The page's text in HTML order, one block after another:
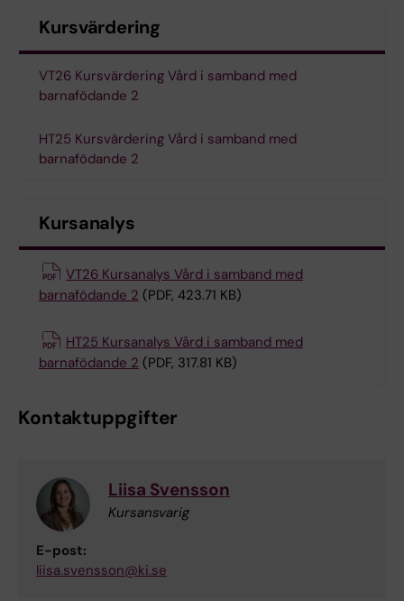
Kursvärdering
VT26 Kursvärdering Vård i samband med
barnafödande 2
HT25 Kursvärdering Vård i samband med
barnafödande 2
Kursanalys
VT26 Kursanalys Vård i samband med
barnafödande 2 (PDF, 423.71 KB)
HT25 Kursanalys Vård i samband med
barnafödande 2 (PDF, 317.81 KB)
Kontaktuppgifter
Liisa Svensson
Kursansvarig
E-post:
liisa.svensson@ki.se